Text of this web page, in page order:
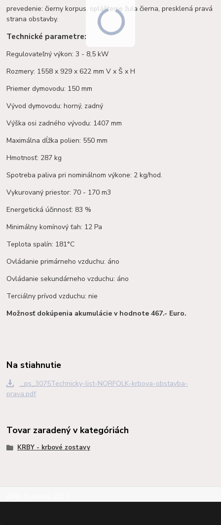
prevedenie: čierny korpus, opláštenie žula čierna, presklená pravá
strana obstavby.
Technické parametre:
Regulovateľný výkon: 3 - 8,5 kW
Rozmery: 1558 x 929 x 622 mm V x Š x H
Priemer dymovodu: 150 mm
Vývod dymovodu: horný, zadný
Výška osi zadného vývodu: 1407 mm
Maximálna dĺžka polien: 550 mm
Hmotnosť: 287 kg
Spotreba paliva pri nominálnom výkone: 2 kg/hod.
Vykurovaný priestor: 70 - 170 m3
Energetická účinnosť: 83 %
Minimálny komínový ťah: 12 Pa
Teplota spalín: 181°C
Ovládanie primárneho vzduchu: áno
Ovládanie sekundárneho vzduchu: áno
Terciálny prívod vzduchu: nie
Možnosť dokúpenia akumulácie v hodnote 467.- Euro.
Na stiahnutie
_ps_3075Technicky-list-NORFOLK-krbova-obstavba-
prava.pdf
Tovar zaradený v kategóriách
KRBY - krbové zostavy